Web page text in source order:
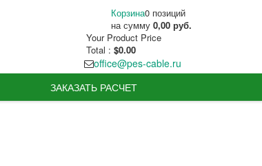
Корзина0 позиций
на сумму 0,00 руб.
Your Product Price
Total : $0.00
office@pes-cable.ru
ЗАКАЗАТЬ РАСЧЕТ